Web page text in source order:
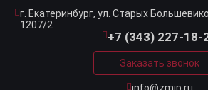
г. Екатеринбург, ул. Старых
1207/2
+7 (343) 227-18-
Заказать звонок
info@zmip.ru